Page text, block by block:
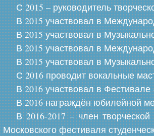
С 2015 – руководитель
В 2015 участвовал в
В 2015 участвовал в
В 2015 участвовал в
В 2015 участвовал в
С 2016 проводит вокальные
В 2016 участвовал в
В 2016 награждён юбилейной
В 2016-2017 – член
Московского фестиваля